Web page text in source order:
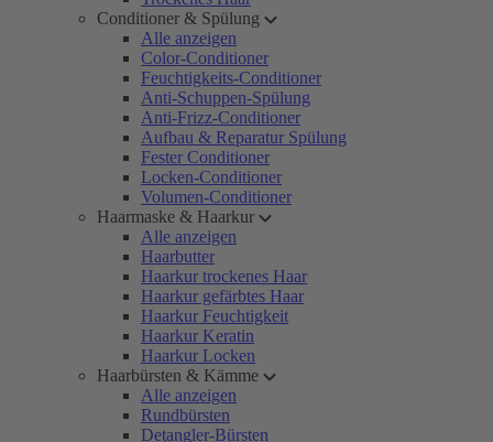
Conditioner & Spülung
Alle anzeigen
Color-Conditioner
Feuchtigkeits-Conditioner
Anti-Schuppen-Spülung
Anti-Frizz-Conditioner
Aufbau & Reparatur Spülung
Fester Conditioner
Locken-Conditioner
Volumen-Conditioner
Haarmaske & Haarkur
Alle anzeigen
Haarbutter
Haarkur trockenes Haar
Haarkur gefärbtes Haar
Haarkur Feuchtigkeit
Haarkur Keratin
Haarkur Locken
Haarbürsten & Kämme
Alle anzeigen
Rundbürsten
Detangler-Bürsten